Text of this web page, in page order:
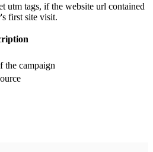
utm tags, if the website url contained
first site visit.
the campaign